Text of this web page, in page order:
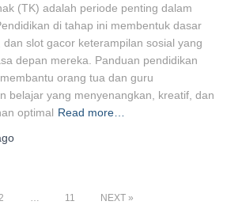
(TK) adalah periode penting dalam
di tahap ini membentuk dasar
slot gacor keterampilan sosial yang
depan mereka. Panduan pendidikan
orang tua dan guru
belajar yang menyenangkan, kreatif, dan
optimal Read more…
2 11 NEXT